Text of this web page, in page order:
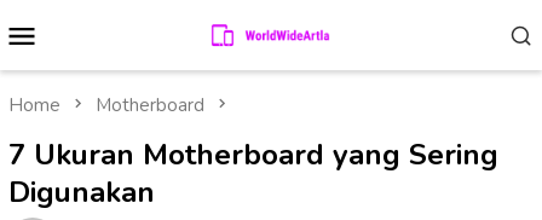
to
contentMenu
Home Motherboard
7 Ukuran Motherboard yang Sering
Digunakan